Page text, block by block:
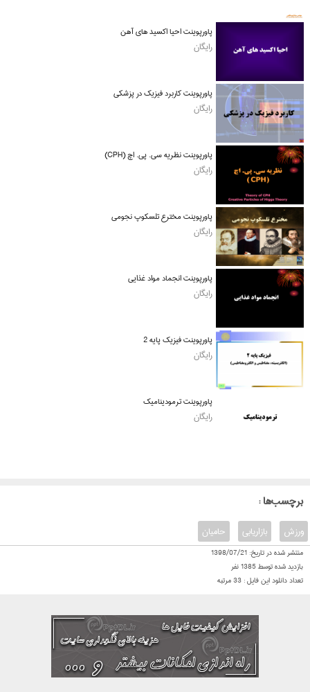
پاورپوینت احیا اکسید های آهن
رایگان
پاورپوینت کاربرد فیزیک در پزشکی
رایگان
پاورپوینت نظریه سی. پی. اچ (CPH)
رایگان
پاورپوینت مخترع تلسکوپ نجومی
رایگان
پاورپوینت انجماد مواد غذایی
رایگان
پاورپوینت فیزیک پایه 2
رایگان
پاورپوینت ترمودینامیک
رایگان
: برچسب‌ها
حامیان بازاریابی ورزش
منتشر شده در تاریخ: 1398/07/21
بازدید شده توسط1385نفر
تعداد دانلود این فایل : 33مرتبه